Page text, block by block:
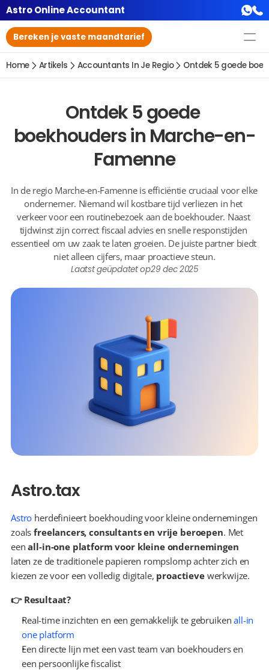
Astro Online Accountant
Bereken je vaste maandtarief
Home Artikels Accountants In Je Regio Ontdek 5 goede
Ontdek 5 goede
boekhouders in Marche-en-
Famenne
In de regio Marche-en-Famenne is efficiëntie cruciaal voor elke
ondernemer. Niemand wil kostbare tijd verliezen in het
verkeer voor een routinebezoek aan de boekhouder. Naast
tijdwinst zijn correct fiscaal advies en snelle responstijden
essentieel om uw zaak te laten groeien. De juiste partner biedt
niet alleen cijfers, maar proactieve steun.
Laatst geüpdatet op29 dec 2025
Astro.tax
Astro herdefinieert boekhouding voor kleine ondernemingen
zoals freelancers, consultants en vrije beroepen. Met
een all-in-one platform voor kleine ondernemingen
laten ze de traditionele papieren rompslomp achter zich en
kiezen ze voor een volledig digitale, proactieve werkwijze.
👉 Resultaat?
Real-time inzichten en een gemakkelijk te gebruiken all-in
one platform
Een directe lijn met een vast team van boekhouders en
een persoonlijke fiscalist